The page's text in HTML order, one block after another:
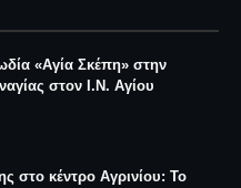
«Αγία Σκέπη» στην
στον Ι.Ν. Αγίου
στο κέντρο Αγρινίου: Το